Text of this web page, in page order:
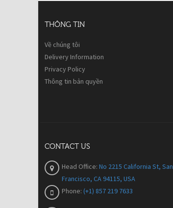
THÔNG TIN
Về chúng tôi
Delivery Information
Privacy Policy
Thông tin bản quyền
CONTACT US
Head Office: No 2215 California St, San
Francisco, CA 94115, USA
Phone: (+1) 857 219 7633